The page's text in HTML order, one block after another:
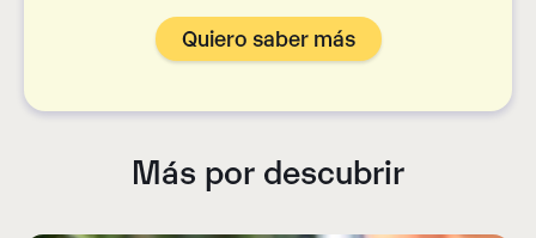
Quiero saber más
Más por descubrir